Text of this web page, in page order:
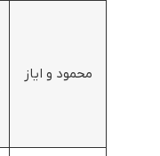
محمود و ایاز